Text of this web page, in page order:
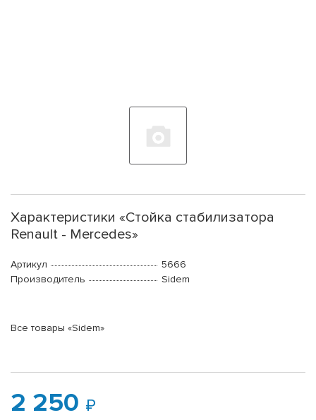
Характеристики «Стойка стабилизатора
Renault - Mercedes»
Артикул
5666
Производитель
Sidem
Все товары «Sidem»
2 250